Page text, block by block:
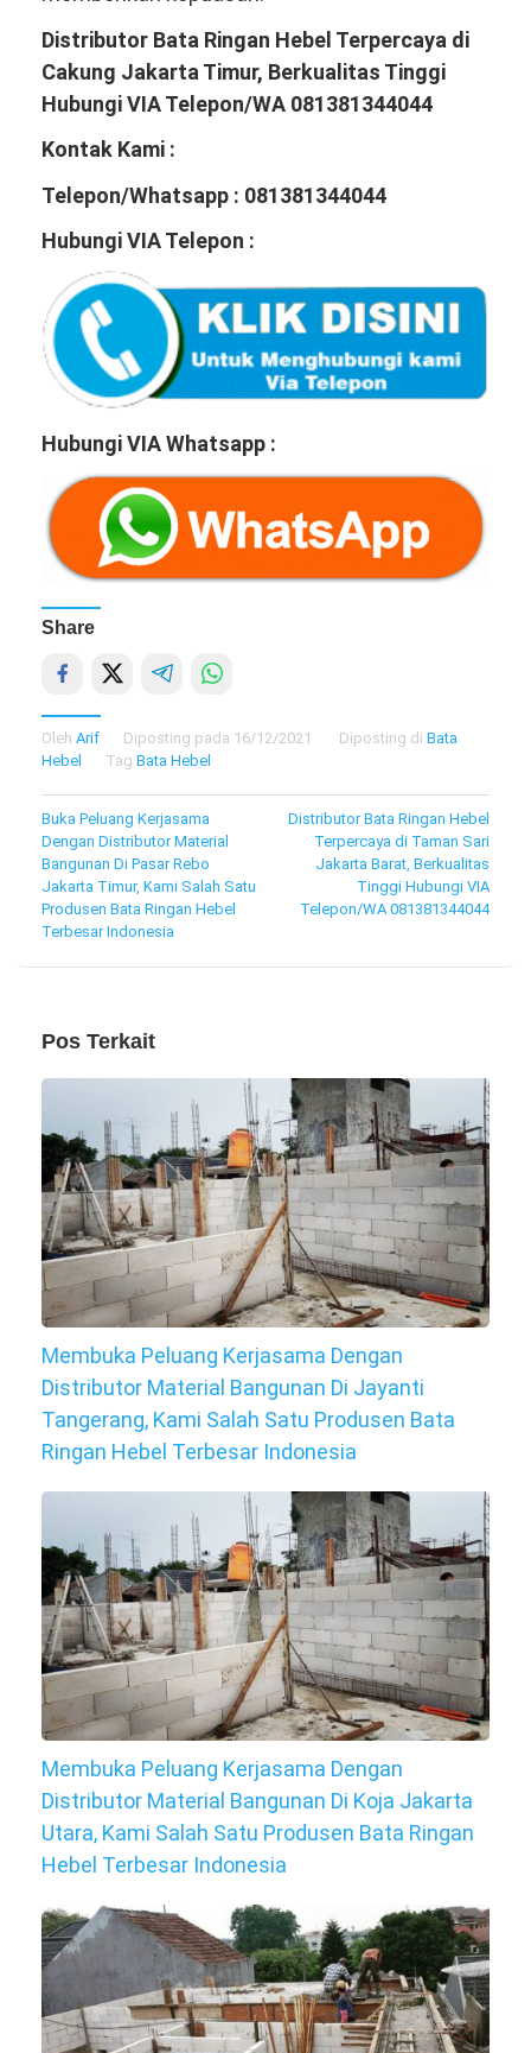
Distributor Bata Ringan Hebel Terpercaya di
Cakung Jakarta Timur, Berkualitas Tinggi
Hubungi VIA Telepon/WA 081381344044
Kontak Kami :
Telepon/Whatsapp : 081381344044
Hubungi VIA Telepon :
Hubungi VIA Whatsapp :
Share
Oleh Arif Diposting pada 16/12/2021 Diposting di Bata
Hebel
Tag Bata Hebel
Navigasi
pos
Buka Peluang Kerjasama
Dengan Distributor Material
Bangunan Di Pasar Rebo
Jakarta Timur, Kami Salah Satu
Produsen Bata Ringan Hebel
Terbesar Indonesia
Distributor Bata Ringan Hebel
Terpercaya di Taman Sari
Jakarta Barat, Berkualitas
Tinggi Hubungi VIA
Telepon/WA 081381344044
Pos Terkait
Membuka Peluang Kerjasama Dengan
Distributor Material Bangunan Di Jayanti
Tangerang, Kami Salah Satu Produsen Bata
Ringan Hebel Terbesar Indonesia
Membuka Peluang Kerjasama Dengan
Distributor Material Bangunan Di Koja Jakarta
Utara, Kami Salah Satu Produsen Bata Ringan
Hebel Terbesar Indonesia